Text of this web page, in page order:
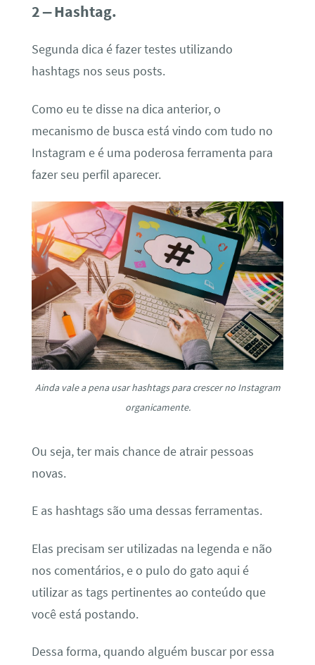
2 – Hashtag.
Segunda dica é fazer testes utilizando
hashtags nos seus posts.
Como eu te disse na dica anterior, o
mecanismo de busca está vindo com tudo no
Instagram e é uma poderosa ferramenta para
fazer seu perfil aparecer.
Ainda vale a pena usar hashtags para crescer no Instagram
organicamente.
Ou seja, ter mais chance de atrair pessoas
novas.
E as hashtags são uma dessas ferramentas.
Elas precisam ser utilizadas na legenda e não
nos comentários, e o pulo do gato aqui é
utilizar as tags pertinentes ao conteúdo que
você está postando.
Dessa forma, quando alguém buscar por essa